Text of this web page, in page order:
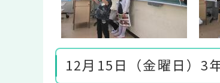
12月15日（金曜日）3